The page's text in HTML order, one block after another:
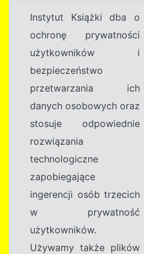
Instytut Książki dba o
ochronę prywatności
użytkowników i
bezpieczeństwo
przetwarzania ich
danych osobowych oraz
stosuje odpowiednie
rozwiązania
technologiczne
zapobiegające
ingerencji osób trzecich
w prywatność
użytkowników.
Używamy także plików